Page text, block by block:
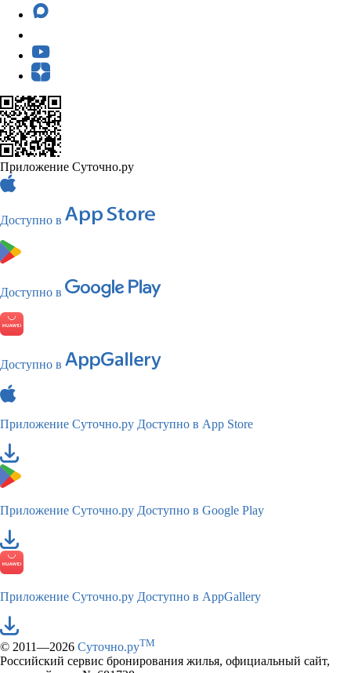
Приложение Суточно.ру
Доступно в
Доступно в
Доступно в
Приложение Суточно.ру Доступно в App Store
Приложение Суточно.ру Доступно в Google Play
Приложение Суточно.ру Доступно в AppGallery
© 2011—2026 Суточно.руTM
Российский сервис бронирования жилья, официальный сайт,